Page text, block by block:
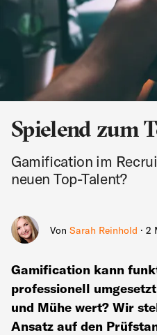
Spielend zum
Gamification im
neuen Top-Talent?
Von Sarah Reinhold · 2
Gamification kann
professionell
und Mühe wert? Wir
Ansatz auf den